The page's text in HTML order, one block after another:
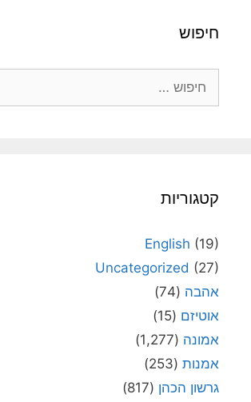
חיפוש
קטגוריות
English (19)
Uncategorized (27)
אהבה (74)
אוטיזם (15)
אמונה (1,277)
אמנות (253)
גרשון הכהן (817)